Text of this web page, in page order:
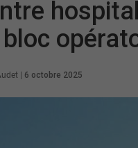
6 octobre 2025